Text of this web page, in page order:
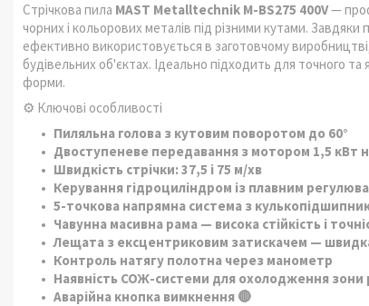
Стрічкова пила MAST Metalltechnik M-BS275 400V—
чорних і кольорових металів під різними кутами. Завдяки
ефективно використовується в заготовчому
будівельних об'єктах. Ідеально підходить для точного
форми.
⚙️ Ключові особливості
Пиляльна голова з кутовим поворотом до 60°
Двоступеневе передавання з мотором 1,5 кВт
Швидкість стрічки: 37,5 і 75 м/хв
Керування гідроциліндром із плавним
5-точкова напрямна система з
Чавунна масивна рама — висока стійкість і
Лещата з ексцентриковим затискачем — швидка
Контроль натягу полотна через манометр
Наявність СОЖ-системи для охолодження зони
Аварійна кнопка вимкнення 🔴